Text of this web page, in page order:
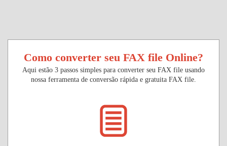
Como converter seu FAX file Online?
Aqui estão 3 passos simples para converter seu FAX file usando
nossa ferramenta de conversão rápida e gratuita FAX file.